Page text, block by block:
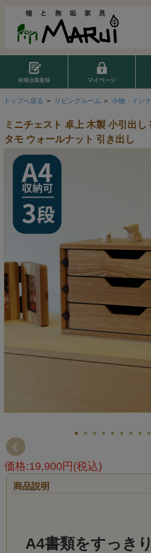
トップへ戻る > リビングルーム > 小物・イン
ミニチェスト 卓上 木製 小引出
タモ ウォールナット 引き出し
価格:19,900円(税込)
商品説明
A4書類をすっき